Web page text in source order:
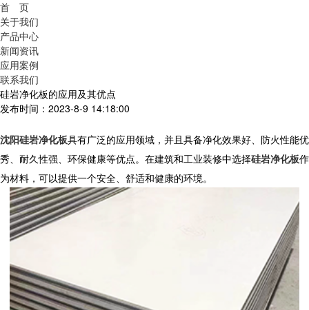
首 页
关于我们
产品中心
新闻资讯
应用案例
联系我们
硅岩净化板的应用及其优点
发布时间：2023-8-9 14:18:00
沈阳硅岩净化板具有广泛的应用领域，并且具备净化效果好、防火性能优
秀、耐久性强、环保健康等优点。在建筑和工业装修中选择硅岩净化板作
为材料，可以提供一个安全、舒适和健康的环境。